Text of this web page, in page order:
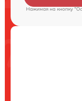
Нажимая на кнопку